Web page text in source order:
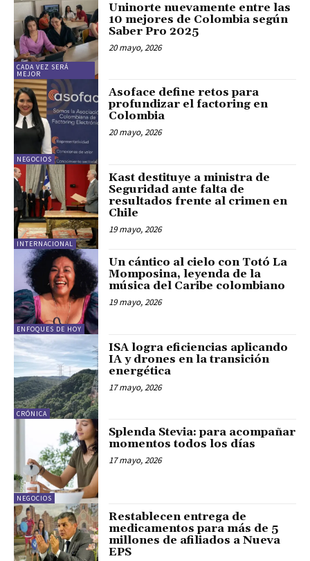
CADA VEZ SERÁ
MEJOR
Uninorte nuevamente entre las
10 mejores de Colombia según
Saber Pro 2025
20 mayo, 2026
NEGOCIOS
Asoface define retos para
profundizar el factoring en
Colombia
20 mayo, 2026
INTERNACIONAL
Kast destituye a ministra de
Seguridad ante falta de
resultados frente al crimen en
Chile
19 mayo, 2026
ENFOQUES DE HOY
Un cántico al cielo con Totó La
Momposina, leyenda de la
música del Caribe colombiano
19 mayo, 2026
CRÓNICA
ISA logra eficiencias aplicando
IA y drones en la transición
energética
17 mayo, 2026
NEGOCIOS
Splenda Stevia: para acompañar
momentos todos los días
17 mayo, 2026
Restablecen entrega de
medicamentos para más de 5
millones de afiliados a Nueva
EPS